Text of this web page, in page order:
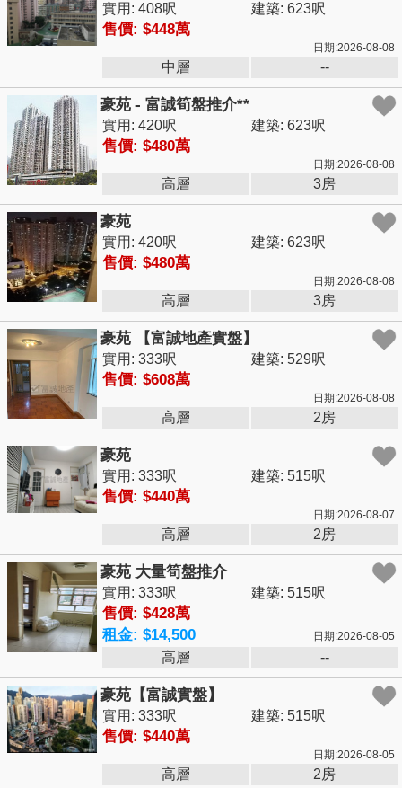
實用: 408呎 建築: 623呎
售價: $448萬
日期:2026-08-08
中層 --
豪苑 - 富誠筍盤推介**
實用: 420呎 建築: 623呎
售價: $480萬
日期:2026-08-08
高層 3房
豪苑
實用: 420呎 建築: 623呎
售價: $480萬
日期:2026-08-08
高層 3房
豪苑 【富誠地產實盤】
實用: 333呎 建築: 529呎
售價: $608萬
日期:2026-08-08
高層 2房
豪苑
實用: 333呎 建築: 515呎
售價: $440萬
日期:2026-08-07
高層 2房
豪苑 大量筍盤推介
實用: 333呎 建築: 515呎
售價: $428萬
租金: $14,500
日期:2026-08-05
高層 --
豪苑【富誠實盤】
實用: 333呎 建築: 515呎
售價: $440萬
日期:2026-08-05
高層 2房